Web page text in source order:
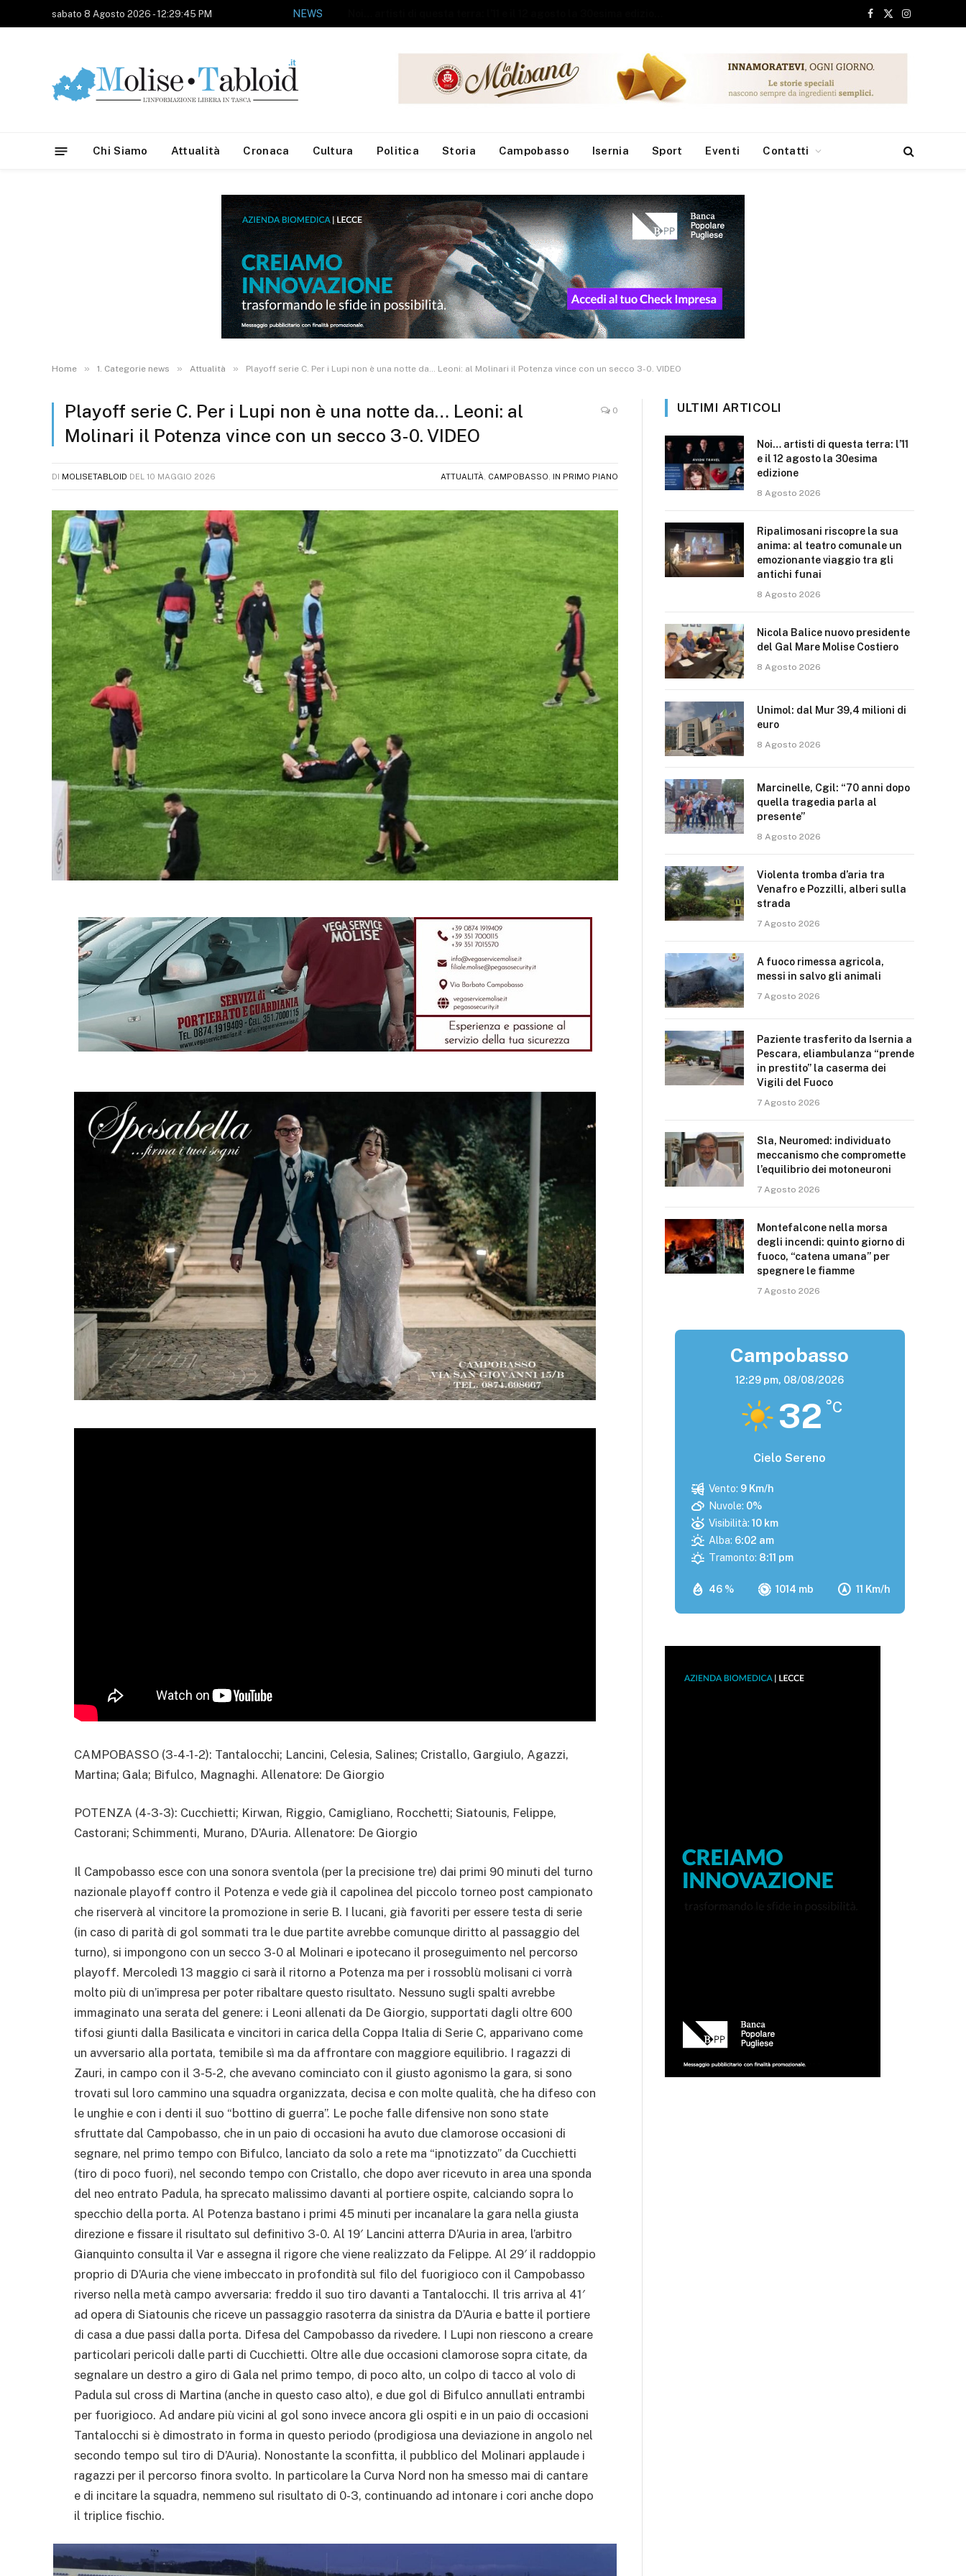
sabato 8 Agosto 2026 - 12:29:45 PM
Facebook
X
Instagram
Chi Siamo Attualità Cronaca Cultura Politica Storia Campobasso Isernia Sport Eventi Contatti
Home » 1. Categorie news » Attualità » Playoff serie C. Per i Lupi non è una notte da… Leoni: al Molinari il Potenza vince con un secco 3-0. VIDEO
Playoff serie C. Per i Lupi non è una notte da… Leoni: al
Molinari il Potenza vince con un secco 3-0. VIDEO
0
DI MOLISETABLOID DEL 10 MAGGIO 2026 ATTUALITÀ CAMPOBASSO IN PRIMO PIANO
CAMPOBASSO (3-4-1-2): Tantalocchi; Lancini, Celesia, Salines; Cristallo, Gargiulo, Agazzi,
Martina; Gala; Bifulco, Magnaghi. Allenatore: De Giorgio
POTENZA (4-3-3): Cucchietti; Kirwan, Riggio, Camigliano, Rocchetti; Siatounis, Felippe,
Castorani; Schimmenti, Murano, D’Auria. Allenatore: De Giorgio
Il Campobasso esce con una sonora sventola (per la precisione tre) dai primi 90 minuti del turno
nazionale playoff contro il Potenza e vede già il capolinea del piccolo torneo post campionato
che riserverà al vincitore la promozione in serie B. I lucani, già favoriti per essere testa di serie
(in caso di parità di gol sommati tra le due partite avrebbe comunque diritto al passaggio del
turno), si impongono con un secco 3-0 al Molinari e ipotecano il proseguimento nel percorso
playoff. Mercoledì 13 maggio ci sarà il ritorno a Potenza ma per i rossoblù molisani ci vorrà
molto più di un’impresa per poter ribaltare questo risultato. Nessuno sugli spalti avrebbe
immaginato una serata del genere: i Leoni allenati da De Giorgio, supportati dagli oltre 600
tifosi giunti dalla Basilicata e vincitori in carica della Coppa Italia di Serie C, apparivano come
un avversario alla portata, temibile sì ma da affrontare con maggiore equilibrio. I ragazzi di
Zauri, in campo con il 3-5-2, che avevano cominciato con il giusto agonismo la gara, si sono
trovati sul loro cammino una squadra organizzata, decisa e con molte qualità, che ha difeso con
le unghie e con i denti il suo “bottino di guerra”. Le poche falle difensive non sono state
sfruttate dal Campobasso, che in un paio di occasioni ha avuto due clamorose occasioni di
segnare, nel primo tempo con Bifulco, lanciato da solo a rete ma “ipnotizzato” da Cucchietti
(tiro di poco fuori), nel secondo tempo con Cristallo, che dopo aver ricevuto in area una sponda
del neo entrato Padula, ha sprecato malissimo davanti al portiere ospite, calciando sopra lo
specchio della porta. Al Potenza bastano i primi 45 minuti per incanalare la gara nella giusta
direzione e fissare il risultato sul definitivo 3-0. Al 19′ Lancini atterra D’Auria in area, l’arbitro
Gianquinto consulta il Var e assegna il rigore che viene realizzato da Felippe. Al 29′ il raddoppio
proprio di D’Auria che viene imbeccato in profondità sul filo del fuorigioco con il Campobasso
riverso nella metà campo avversaria: freddo il suo tiro davanti a Tantalocchi. Il tris arriva al 41′
ad opera di Siatounis che riceve un passaggio rasoterra da sinistra da D’Auria e batte il portiere
di casa a due passi dalla porta. Difesa del Campobasso da rivedere. I Lupi non riescono a creare
particolari pericoli dalle parti di Cucchietti. Oltre alle due occasioni clamorose sopra citate, da
segnalare un destro a giro di Gala nel primo tempo, di poco alto, un colpo di tacco al volo di
Padula sul cross di Martina (anche in questo caso alto), e due gol di Bifulco annullati entrambi
per fuorigioco. Ad andare più vicini al gol sono invece ancora gli ospiti e in un paio di occasioni
Tantalocchi si è dimostrato in forma in questo periodo (prodigiosa una deviazione in angolo nel
secondo tempo sul tiro di D’Auria). Nonostante la sconfitta, il pubblico del Molinari applaude i
ragazzi per il percorso finora svolto. In particolare la Curva Nord non ha smesso mai di cantare
e di incitare la squadra, nemmeno sul risultato di 0-3, continuando ad intonare i cori anche dopo
il triplice fischio.
ULTIMI ARTICOLI
Noi… artisti di questa terra: l’11
e il 12 agosto la 30esima
edizione
8 Agosto 2026
Ripalimosani riscopre la sua
anima: al teatro comunale un
emozionante viaggio tra gli
antichi funai
8 Agosto 2026
Nicola Balice nuovo presidente
del Gal Mare Molise Costiero
8 Agosto 2026
Unimol: dal Mur 39,4 milioni di
euro
8 Agosto 2026
Marcinelle, Cgil: “70 anni dopo
quella tragedia parla al
presente”
8 Agosto 2026
Violenta tromba d’aria tra
Venafro e Pozzilli, alberi sulla
strada
7 Agosto 2026
A fuoco rimessa agricola,
messi in salvo gli animali
7 Agosto 2026
Paziente trasferito da Isernia a
Pescara, eliambulanza “prende
in prestito” la caserma dei
Vigili del Fuoco
7 Agosto 2026
Sla, Neuromed: individuato
meccanismo che compromette
l’equilibrio dei motoneuroni
7 Agosto 2026
Montefalcone nella morsa
degli incendi: quinto giorno di
fuoco, “catena umana” per
spegnere le fiamme
7 Agosto 2026
Campobasso
12:29 pm, 08/08/2026
32 °C
Cielo Sereno
46 % 1014 mb 11 Km/h
Vento: 9 Km/h
Nuvole: 0%
Visibilità: 10 km
Alba: 6:02 am
Tramonto: 8:11 pm